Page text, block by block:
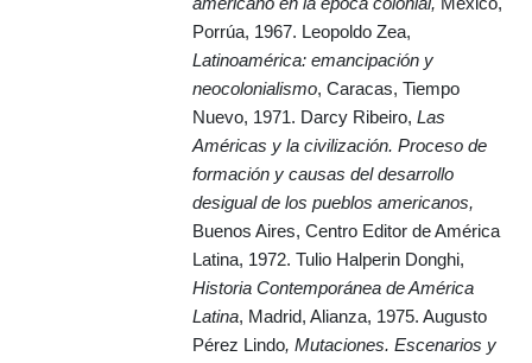
Porrúa, 1967. Leopoldo Zea,
Latinoamérica: emancipación y
neocolonialismo, Caracas, Tiempo
Nuevo, 1971. Darcy Ribeiro, Las
Américas y la civilización. Proceso de
formación y causas del desarrollo
desigual de los pueblos americanos,
Buenos Aires, Centro Editor de América
Latina, 1972. Tulio Halperin Donghi,
Historia Contemporánea de América
Latina, Madrid, Alianza, 1975. Augusto
Pérez Lindo, Mutaciones. Escenarios y